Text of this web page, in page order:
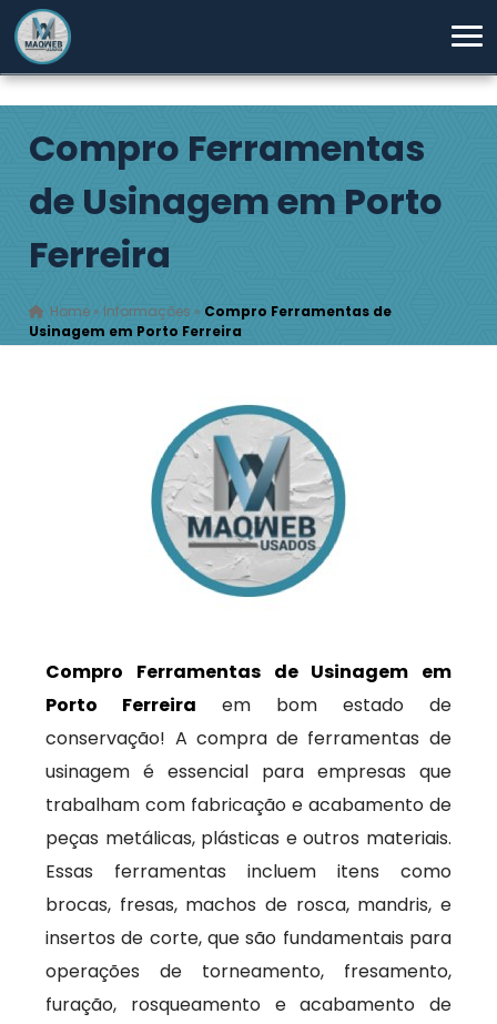
Compro Ferramentas
de Usinagem em Porto
Ferreira
Home » Informações » Compro Ferramentas de
Usinagem em Porto Ferreira
Compro Ferramentas de Usinagem em
Porto Ferreira em bom estado de
conservação! A compra de ferramentas de
usinagem é essencial para empresas que
trabalham com fabricação e acabamento de
peças metálicas, plásticas e outros materiais.
Essas ferramentas incluem itens como
brocas, fresas, machos de rosca, mandris, e
insertos de corte, que são fundamentais para
operações de torneamento, fresamento,
furação, rosqueamento e acabamento de